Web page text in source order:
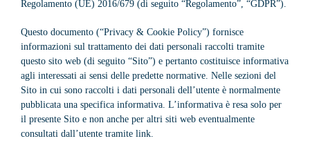
Regolamento (UE) 2016/679 (di seguito “Regolamento”, “GDPR”).
Questo documento (“Privacy & Cookie Policy”) fornisce
informazioni sul trattamento dei dati personali raccolti tramite
questo sito web (di seguito “Sito”) e pertanto costituisce informativa
agli interessati ai sensi delle predette normative. Nelle sezioni del
Sito in cui sono raccolti i dati personali dell’utente è normalmente
pubblicata una specifica informativa. L’informativa è resa solo per
il presente Sito e non anche per altri siti web eventualmente
consultati dall’utente tramite link.